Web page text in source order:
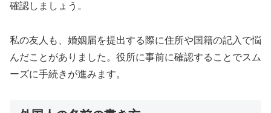
確認しましょう。
私の友人も、婚姻届を提出する際に住所や国籍の記入で悩
んだことがありました。役所に事前に確認することでスム
ーズに手続きが進みます。